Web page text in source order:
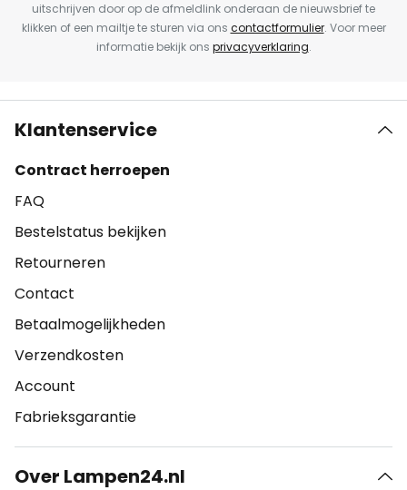
uitschrijven door op de afmeldlink onderaan de nieuwsbrief te
klikken of een mailtje te sturen via ons contactformulier. Voor meer
informatie bekijk ons privacyverklaring.
Klantenservice
Contract herroepen
FAQ
Bestelstatus bekijken
Retourneren
Contact
Betaalmogelijkheden
Verzendkosten
Account
Fabrieksgarantie
Over Lampen24.nl